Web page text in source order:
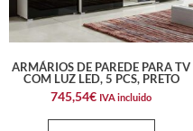
ARMÁRIOS DE PAREDE PARA TV
COM LUZ LED, 5 PCS, PRETO
745,54€ IVA incluido